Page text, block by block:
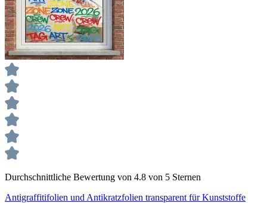
Durchschnittliche Bewertung von 4.8 von 5 Sternen
Antigraffitifolien und Antikratzfolien transparent für Kunststoffe